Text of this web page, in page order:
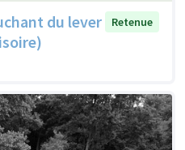
du lever
Retenue